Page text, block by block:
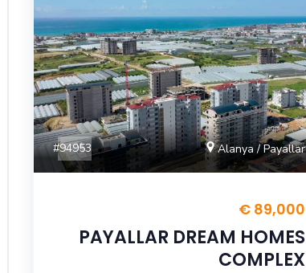
Alanya / Payallar
#94953
89,000 €
PAYALLAR DREAM HOMES
COMPLEX